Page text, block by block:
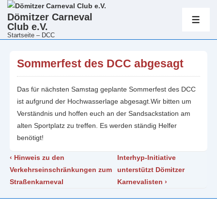
Dömitzer Carneval
Club e.V.
Startseite – DCC
InhaltSommerfest des DCC abgesagt
Das für nächsten Samstag geplante Sommerfest des DCC
ist aufgrund der Hochwasserlage abgesagt.Wir bitten um
Verständnis und hoffen euch an der Sandsackstation am
alten Sportplatz zu treffen. Es werden ständig Helfer
benötigt!
Beitragsnavigation
Vorheriger
Beitrag
ist
‹ Hinweis zu den
Verkehrseinschränkungen zum
Straßenkarneval
Nächster
Beitrag
ist
Interhyp-Initiative
unterstützt Dömitzer
Karnevalisten ›